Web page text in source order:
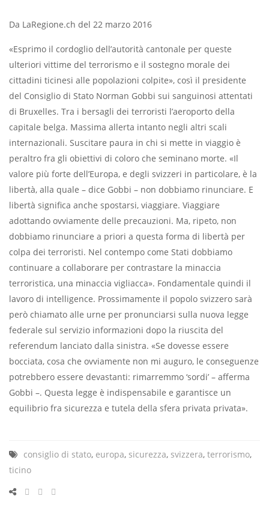
Da LaRegione.ch del 22 marzo 2016
«Esprimo il cordoglio dell’autorità cantonale per queste
ulteriori vittime del terrorismo e il sostegno morale dei
cittadini ticinesi alle popolazioni colpite», così il presidente
del Consiglio di Stato Norman Gobbi sui sanguinosi attentati
di Bruxelles. Tra i bersagli dei terroristi l’aeroporto della
capitale belga. Massima allerta intanto negli altri scali
internazionali. Suscitare paura in chi si mette in viaggio è
peraltro fra gli obiettivi di coloro che seminano morte. «Il
valore più forte dell’Europa, e degli svizzeri in particolare, è la
libertà, alla quale – dice Gobbi – non dobbiamo rinunciare. E
libertà significa anche spostarsi, viaggiare. Viaggiare
adottando ovviamente delle precauzioni. Ma, ripeto, non
dobbiamo rinunciare a priori a questa forma di libertà per
colpa dei terroristi. Nel contempo come Stati dobbiamo
continuare a collaborare per contrastare la minaccia
terroristica, una minaccia vigliacca». Fondamentale quindi il
lavoro di intelligence. Prossimamente il popolo svizzero sarà
però chiamato alle urne per pronunciarsi sulla nuova legge
federale sul servizio informazioni dopo la riuscita del
referendum lanciato dalla sinistra. «Se dovesse essere
bocciata, cosa che ovviamente non mi auguro, le conseguenze
potrebbero essere devastanti: rimarremmo ‘sordi’ – afferma
Gobbi –. Questa legge è indispensabile e garantisce un
equilibrio fra sicurezza e tutela della sfera privata privata».
consiglio di stato, europa, sicurezza, svizzera, terrorismo,
ticino